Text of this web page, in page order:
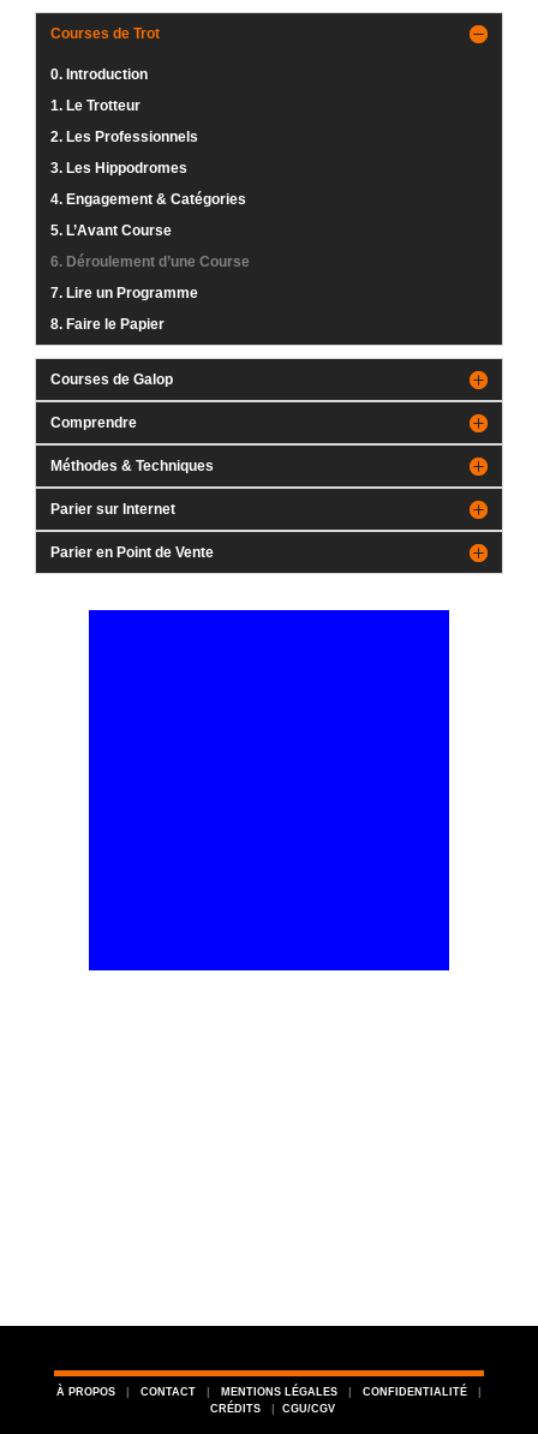
Courses de Trot
0. Introduction
1. Le Trotteur
2. Les Professionnels
3. Les Hippodromes
4. Engagement & Catégories
5. L’Avant Course
6. Déroulement d’une Course
7. Lire un Programme
8. Faire le Papier
Courses de Galop
Comprendre
Méthodes & Techniques
Parier sur Internet
Parier en Point de Vente
À PROPOS| CONTACT| MENTIONS LÉGALES| CONFIDENTIALITÉ|
CRÉDITS| CGU/CGV